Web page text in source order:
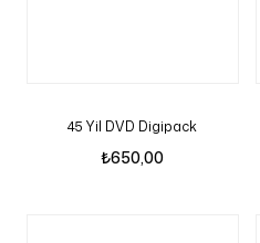
45 Yil DVD Digipack
₺650,00